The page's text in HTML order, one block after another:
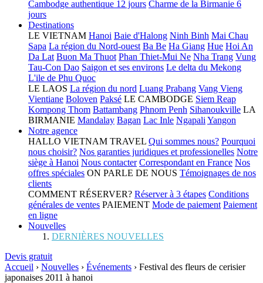
Cambodge authentique 12 jours Charme de la Birmanie 6
jours
Destinations
LE VIETNAM Hanoi Baie d'Halong Ninh Binh Mai Chau
Sapa La région du Nord-ouest Ba Be Ha Giang Hue Hoi An
Da Lat Buon Ma Thuot Phan Thiet-Mui Ne Nha Trang Vung
Tau-Con Dao Saigon et ses environs Le delta du Mekong
L'ile de Phu Quoc
LE LAOS La région du nord Luang Prabang Vang Vieng
Vientiane Boloven Paksé LE CAMBODGE Siem Reap
Kompong Thom Battambang Phnom Penh Sihanoukville LA
BIRMANIE Mandalay Bagan Lac Inle Ngapali Yangon
Notre agence
HALLO VIETNAM TRAVEL Qui sommes nous? Pourquoi
nous choisir? Nos garanties juridiques et professionelles Notre
siège à Hanoi Nous contacter Correspondant en France Nos
offres spéciales ON PARLE DE NOUS Témoignages de nos
clients
COMMENT RÉSERVER? Réserver à 3 étapes Conditions
générales de ventes PAIEMENT Mode de paiement Paiement
en ligne
Nouvelles
DERNIÈRES NOUVELLES
Devis gratuit
Accueil › Nouvelles › Événements › Festival des fleurs de cerisier
japonaises 2011 à hanoi